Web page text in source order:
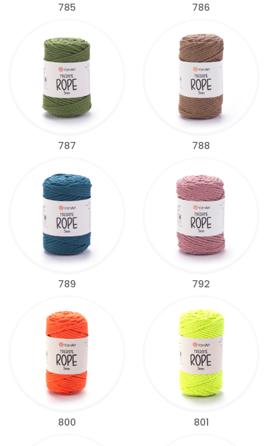
785 786
787 788
789 792
800 801